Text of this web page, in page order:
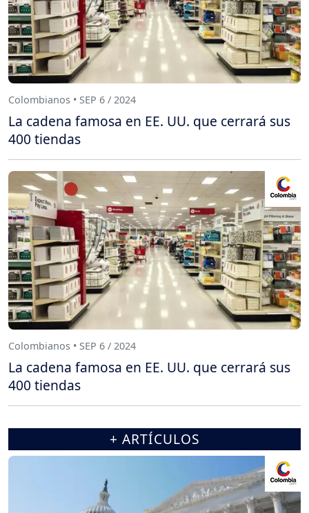
Colombianos • SEP 6 / 2024
La cadena famosa en EE. UU. que cerrará sus
400 tiendas
Colombianos • SEP 6 / 2024
La cadena famosa en EE. UU. que cerrará sus
400 tiendas
+ ARTÍCULOS